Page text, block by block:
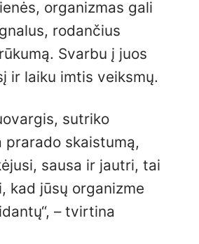
organizmas gali
rodančius
Svarbu į juos
ir laiku imtis veiksmų.
sutriko
prarado skaistumą,
sausa ir jautri, tai
kad jūsų organizme
– tvirtina